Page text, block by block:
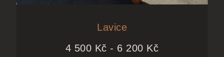
Lavice
4 500 Kč - 6 200 Kč